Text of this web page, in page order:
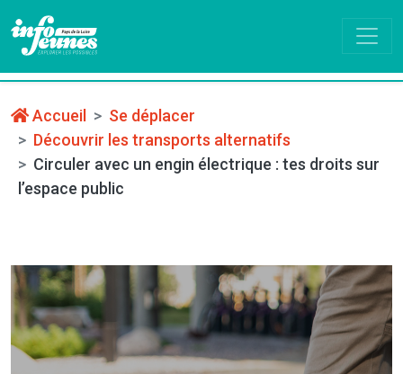
Accueil
Se déplacer
Découvrir les transports alternatifs
Circuler avec un engin électrique : tes droits sur
l’espace public